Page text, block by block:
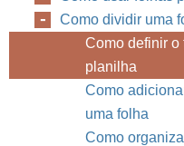
Como dividir uma
Como definir o
planilha
Como
uma folha
Como